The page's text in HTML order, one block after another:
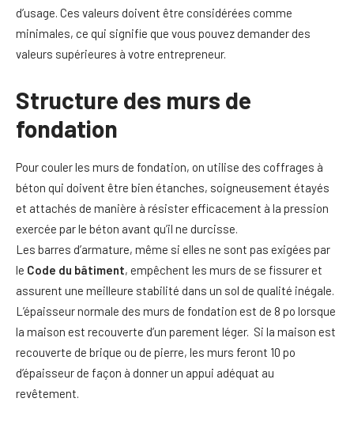
d’usage. Ces valeurs doivent être considérées comme
minimales, ce qui signifie que vous pouvez demander des
valeurs supérieures à votre entrepreneur.
Structure des murs de
fondation
Pour couler les murs de fondation, on utilise des coffrages à
béton qui doivent être bien étanches, soigneusement étayés
et attachés de manière à résister efficacement à la pression
exercée par le béton avant qu’il ne durcisse.
Les barres d’armature, même si elles ne sont pas exigées par
le Code du bâtiment, empêchent les murs de se fissurer et
assurent une meilleure stabilité dans un sol de qualité inégale.
L’épaisseur normale des murs de fondation est de 8 po lorsque
la maison est recouverte d’un parement léger. Si la maison est
recouverte de brique ou de pierre, les murs feront 10 po
d’épaisseur de façon à donner un appui adéquat au
revêtement.